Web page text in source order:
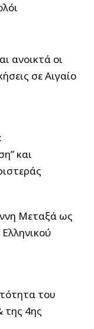
ανοικτά οι
σε Αιγαίο
και
Μεταξά ως
του
της 4ης